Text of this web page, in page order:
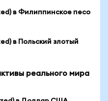
в Филиппинское песо
в Польский злотый
реального мира